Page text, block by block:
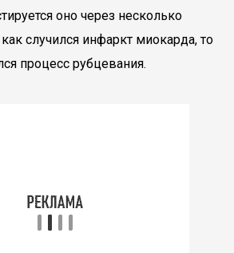
оно через несколько
случился инфаркт миокарда, то
процесс рубцевания.